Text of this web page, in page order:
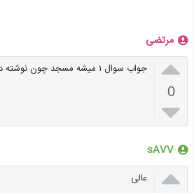
مرتضی

0

جواب سوال ۱ میشه مسجد چون نوشته در یک روستا
sAVV
 عالی